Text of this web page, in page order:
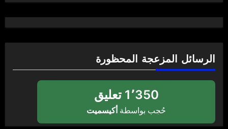
الرسائل المزعجة المحظورة
1٬350 تعليق
حُجب بواسطة أكيسميت